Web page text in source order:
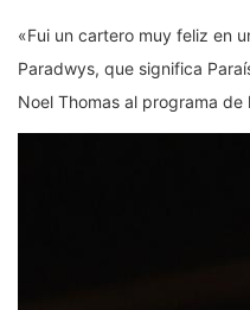
«Fui un cartero muy feliz en
Paradwys, que significa
Noel Thomas al programa de